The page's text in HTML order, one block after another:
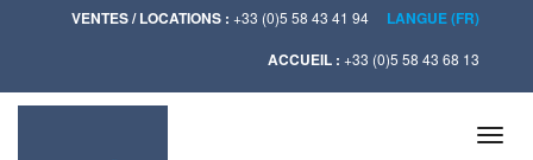
LANGUE (FR)
VENTES / LOCATIONS : +33 (0)5 58 43 41 94
ACCUEIL : +33 (0)5 58 43 68 13